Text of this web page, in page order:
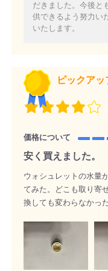
だきました。今後と
供できるよう努力い
いたします。
ピックア
価格について
安く買えました。
ウォシュレットの水量
てみた。どこも取り寄
換しても変わらなかっ